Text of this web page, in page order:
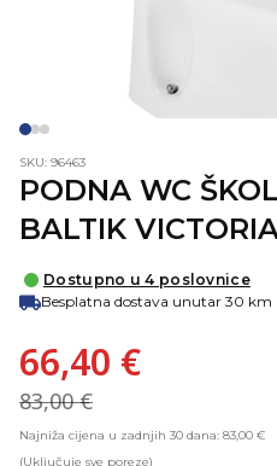
SKU: 96463
PODNA WC
BALTIK
Dostupno u 4 poslovnice
Besplatna dostava unutar 30 km
66,40 €
83,00 €
Najniža cijena u zadnjih 30 dana: 83,00 €
(Uključuje sve poreze)